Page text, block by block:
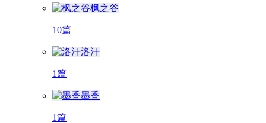
枫之谷
10篇
洛汗
1篇
墨香
1篇